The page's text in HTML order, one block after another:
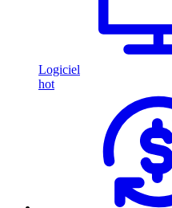
Logiciel
hot